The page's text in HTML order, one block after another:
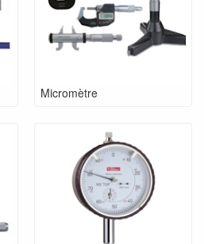
Micromètre